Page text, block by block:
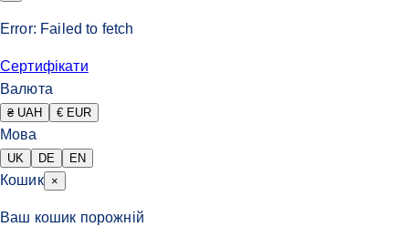
Error: Failed to fetch
Сертифікати
Валюта
₴ UAH € EUR
Мова
UK DE EN
Кошик ×
Ваш кошик порожній